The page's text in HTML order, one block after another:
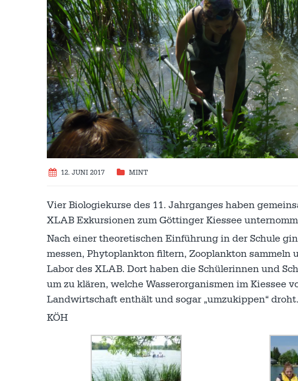
12. JUNI 2017 MINT
Vier Biologiekurse des 11. Jahrganges haben
XLAB Exkursionen zum Göttinger Kiessee
Nach einer theoretischen Einführung in der Schule
messen, Phytoplankton filtern, Zooplankton sammeln
Labor des XLAB. Dort haben die Schülerinnen und
um zu klären, welche Wasserorganismen im Kiessee
Landwirtschaft enthält und sogar „umzukippen“
KÖH